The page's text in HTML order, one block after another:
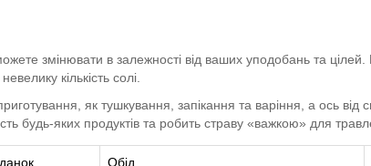
змінювати в залежності від ваших уподобань та
кількість солі.
як тушкування, запікання та варіння, а ось
будь-яких продуктів та робить страву «важкою» для
Обід